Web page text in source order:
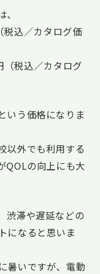
込／カタログ価
税込／カタログ
いう価格になりま
以外でも利用する
QOLの向上にも大
渋滞や遅延などの
になると思いま
暑いですが、電動